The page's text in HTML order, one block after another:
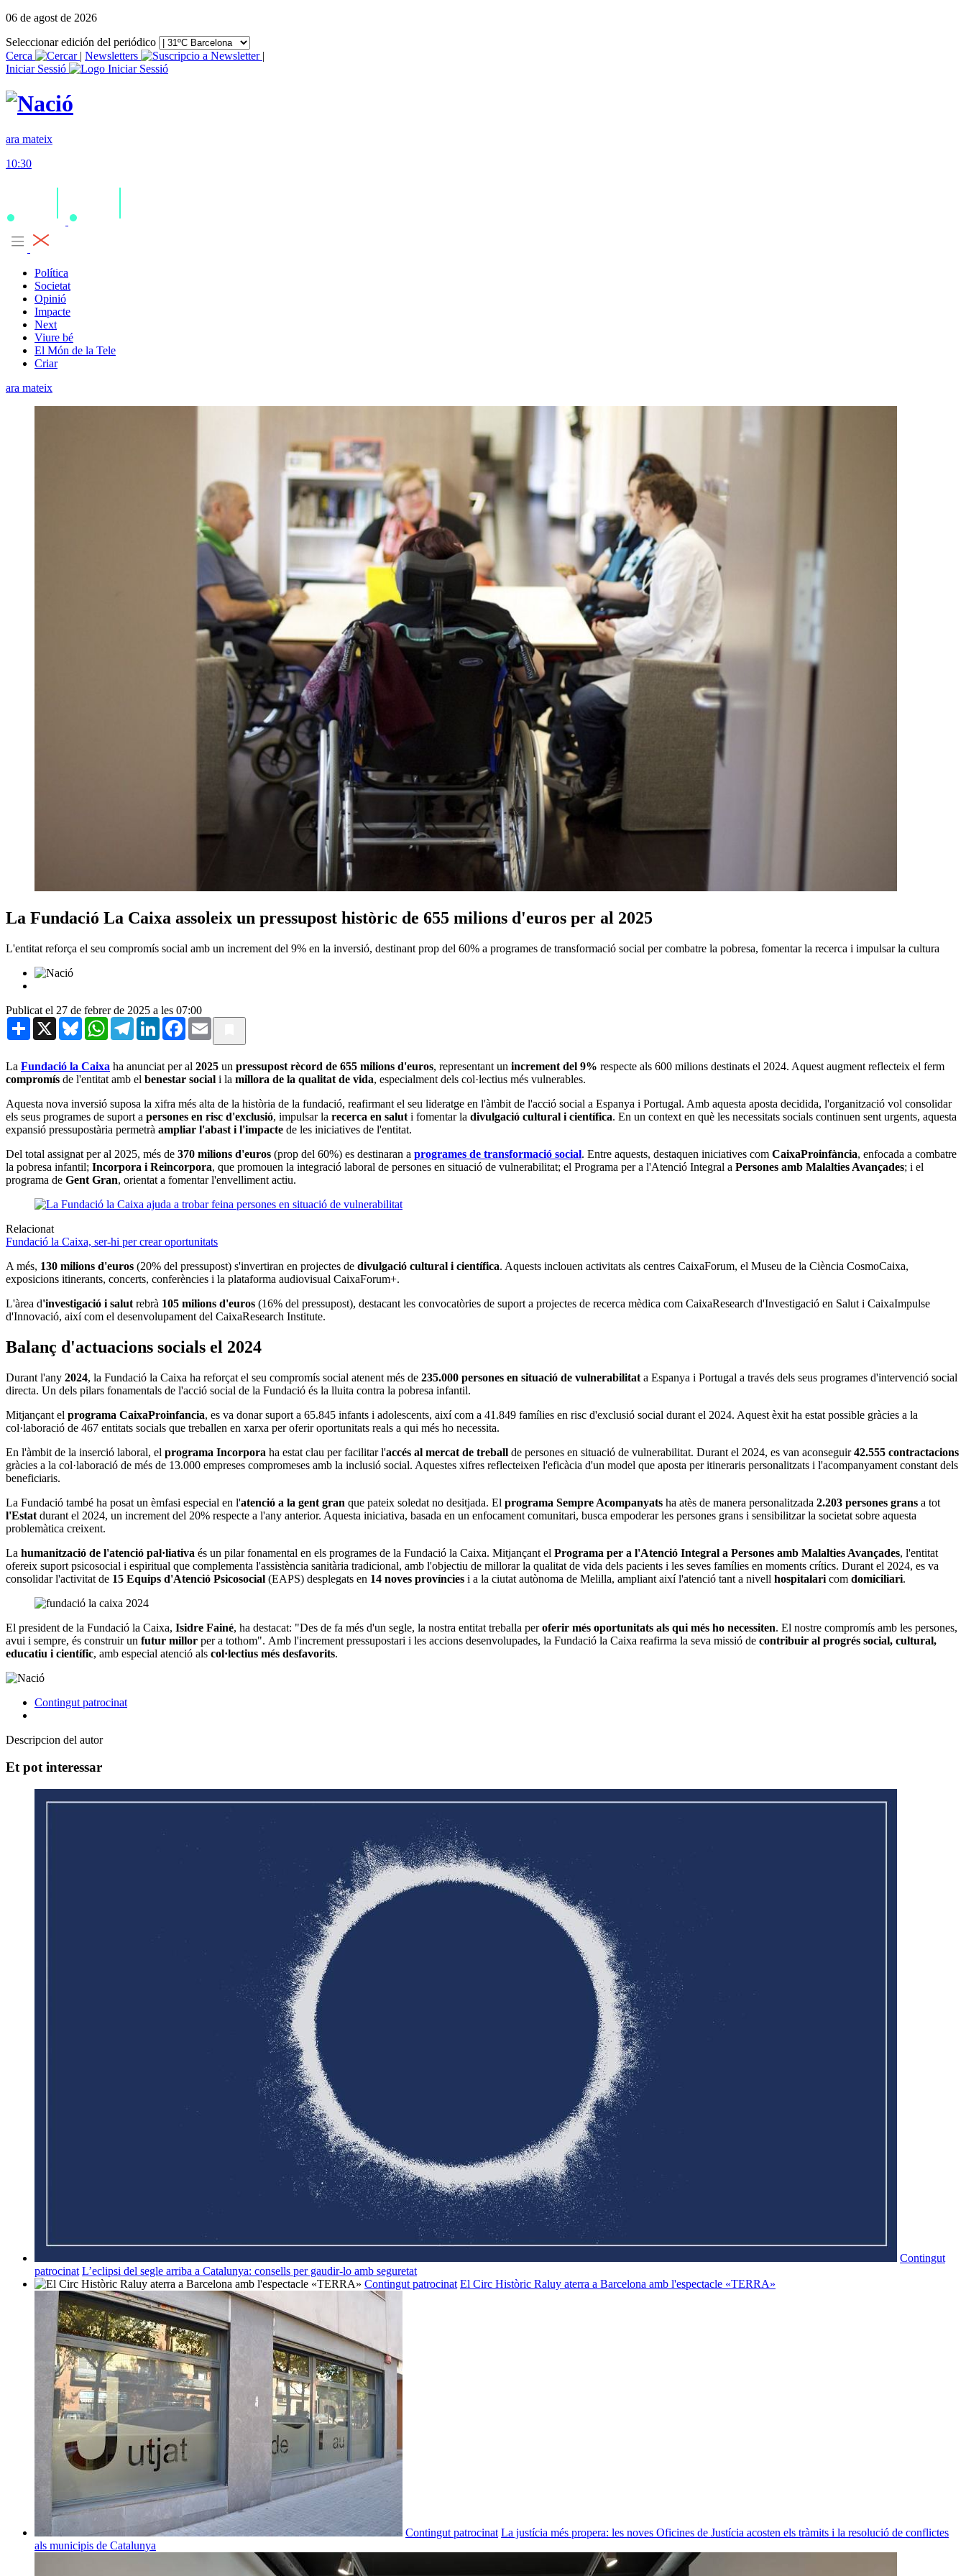
06 de agost de 2026
Seleccionar edición del periódico
Cerca
| Newsletters
|
Iniciar Sessió
ara mateix
10:30
Política
Societat
Opinió
Impacte
Next
Viure bé
El Món de la Tele
Criar
ara mateix
La Fundació La Caixa assoleix un pressupost històric de 655 milions d'euros per al 2025
L'entitat reforça el seu compromís social amb un increment del 9% en la inversió, destinant prop del 60% a programes de transformació social per combatre la pobresa, fomentar la recerca i impulsar la cultura
Publicat el 27 de febrer de 2025 a les 07:00
Share X BlueskyWhatsAppTelegramLinkedInFacebook
Email
La Fundació la Caixa ha anunciat per al 2025 un pressupost rècord de 655 milions d'euros, representant un increment del 9% respecte als 600 milions destinats el 2024. Aquest augment reflecteix el ferm
compromís de l'entitat amb el benestar social i la millora de la qualitat de vida, especialment dels col·lectius més vulnerables.
Aquesta nova inversió suposa la xifra més alta de la història de la fundació, reafirmant el seu lideratge en l'àmbit de l'acció social a Espanya i Portugal. Amb aquesta aposta decidida, l'organització vol consolidar
els seus programes de suport a persones en risc d'exclusió, impulsar la recerca en salut i fomentar la divulgació cultural i científica. En un context en què les necessitats socials continuen sent urgents, aquesta
expansió pressupostària permetrà ampliar l'abast i l'impacte de les iniciatives de l'entitat.
Del total assignat per al 2025, més de 370 milions d'euros (prop del 60%) es destinaran a programes de transformació social. Entre aquests, destaquen iniciatives com CaixaProinfància, enfocada a combatre
la pobresa infantil; Incorpora i Reincorpora, que promouen la integració laboral de persones en situació de vulnerabilitat; el Programa per a l'Atenció Integral a Persones amb Malalties Avançades; i el
programa de Gent Gran, orientat a fomentar l'envelliment actiu.
Relacionat
Fundació la Caixa, ser-hi per crear oportunitats
A més, 130 milions d'euros (20% del pressupost) s'invertiran en projectes de divulgació cultural i científica. Aquests inclouen activitats als centres CaixaForum, el Museu de la Ciència CosmoCaixa,
exposicions itinerants, concerts, conferències i la plataforma audiovisual CaixaForum+.
L'àrea d'investigació i salut rebrà 105 milions d'euros (16% del pressupost), destacant les convocatòries de suport a projectes de recerca mèdica com CaixaResearch d'Investigació en Salut i CaixaImpulse
d'Innovació, així com el desenvolupament del CaixaResearch Institute.
Balanç d'actuacions socials el 2024
Durant l'any 2024, la Fundació la Caixa ha reforçat el seu compromís social atenent més de 235.000 persones en situació de vulnerabilitat a Espanya i Portugal a través dels seus programes d'intervenció social
directa. Un dels pilars fonamentals de l'acció social de la Fundació és la lluita contra la pobresa infantil.
Mitjançant el programa CaixaProinfancia, es va donar suport a 65.845 infants i adolescents, així com a 41.849 famílies en risc d'exclusió social durant el 2024. Aquest èxit ha estat possible gràcies a la
col·laboració de 467 entitats socials que treballen en xarxa per oferir oportunitats reals a qui més ho necessita.
En l'àmbit de la inserció laboral, el programa Incorpora ha estat clau per facilitar l'accés al mercat de treball de persones en situació de vulnerabilitat. Durant el 2024, es van aconseguir42.555 contractacions
gràcies a la col·laboració de més de 13.000 empreses compromeses amb la inclusió social. Aquestes xifres reflecteixen l'eficàcia d'un model que aposta per itineraris personalitzats i l'acompanyament constant dels
beneficiaris.
La Fundació també ha posat un èmfasi especial en l'atenció a la gent gran que pateix soledat no desitjada. El programa Sempre Acompanyats ha atès de manera personalitzada 2.203 persones grans a tot
l'Estat durant el 2024, un increment del 20% respecte a l'any anterior. Aquesta iniciativa, basada en un enfocament comunitari, busca empoderar les persones grans i sensibilitzar la societat sobre aquesta
problemàtica creixent.
La humanització de l'atenció pal·liativa és un pilar fonamental en els programes de la Fundació la Caixa. Mitjançant el Programa per a l'Atenció Integral a Persones amb Malalties Avançades, l'entitat
ofereix suport psicosocial i espiritual que complementa l'assistència sanitària tradicional, amb l'objectiu de millorar la qualitat de vida dels pacients i les seves famílies en moments crítics. Durant el 2024, es va
consolidar l'activitat de 15 Equips d'Atenció Psicosocial (EAPS) desplegats en 14 noves províncies i a la ciutat autònoma de Melilla, ampliant així l'atenció tant a nivell hospitalari com domiciliari.
El president de la Fundació la Caixa, Isidre Fainé, ha destacat: "Des de fa més d'un segle, la nostra entitat treballa peroferir més oportunitats als qui més ho necessiten. El nostre compromís amb les persones,
avui i sempre, és construir un futur millor per a tothom". Amb l'increment pressupostari i les accions desenvolupades, la Fundació la Caixa reafirma la seva missió de contribuir al progrés social, cultural,
educatiu i científic, amb especial atenció als col·lectius més desfavorits.
Contingut patrocinat
Descripcion del autor
Et pot interessar
Contingut
patrocinat L’eclipsi del segle arriba a Catalunya: consells per gaudir-lo amb seguretat
Contingut patrocinat El Circ Històric Raluy aterra a Barcelona amb l'espectacle «TERRA»
Contingut patrocinat La justícia més propera: les noves Oficines de Justícia acosten els tràmits i la resolució de conflictes
als municipis de Catalunya